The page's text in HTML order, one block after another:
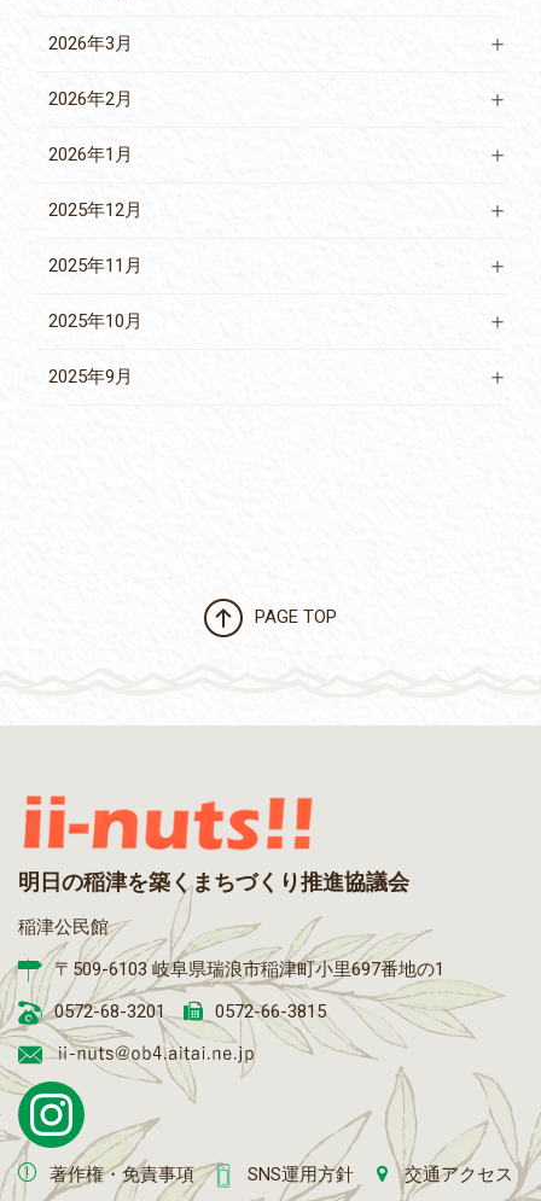
2026年3月
2026年2月
2026年1月
2025年12月
2025年11月
2025年10月
2025年9月
PAGE TOP
明日の稲津を築くまちづくり推進協議会
稲津公民館
〒509-6103 岐阜県瑞浪市稲津町小里697番地の1
0572-68-3201
0572-66-3815
著作権・免責事項 SNS運用方針 交通アクセス